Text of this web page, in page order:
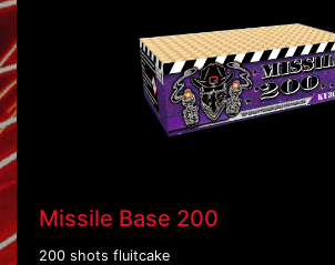
Missile Base 200
200 shots fluitcake